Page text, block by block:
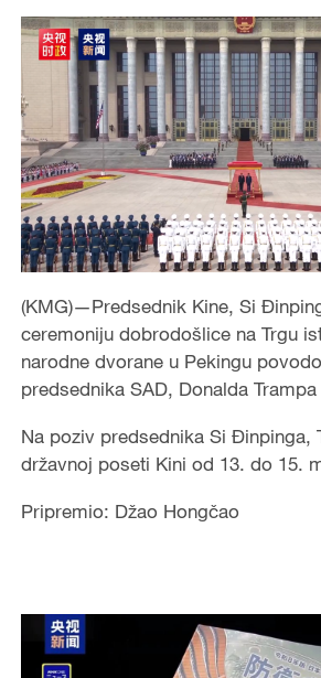
(KMG)—Predsednik Kine, Si
ceremoniju dobrodošlice na Trgu
narodne dvorane u Pekingu
predsednika SAD, Donalda Trampa
Na poziv predsednika Si Đinpinga,
državnoj poseti Kini od 13. do 15.
Pripremio: Džao Hongčao